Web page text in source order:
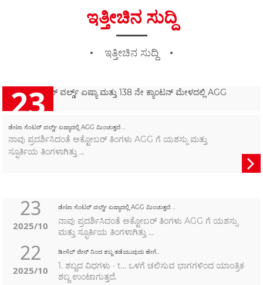
ಇತ್ತೀಚಿನ ಸುದ್ದಿ
ಇತ್ತೀಚಿನ ಸುದ್ದಿ
23
2025/10
ಡೇಟಾ ಸೆಂಟರ್ ವರ್ಲ್ಡ್ ಏಷ್ಯಾದಲ್ಲಿ AGG ಮಿಂಚುತ್ತದೆ ...
ನಾವು ಪ್ರದರ್ಶಿಸಿದಂತೆ ಅಕ್ಟೋಬರ್ ತಿಂಗಳು AGG ಗೆ ಯಶಸ್ಸು ಮತ್ತು
ಸ್ಫೂರ್ತಿಯ ತಿಂಗಳಾಗಿತ್ತು ...

23
2025/10
ಡೇಟಾ ಸೆಂಟರ್ ವರ್ಲ್ಡ್ ಏಷ್ಯಾದಲ್ಲಿ AGG ಮಿಂಚುತ್ತದೆ ...
ನಾವು ಪ್ರದರ್ಶಿಸಿದಂತೆ ಅಕ್ಟೋಬರ್ ತಿಂಗಳು AGG ಗೆ ಯಶಸ್ಸು
ಮತ್ತು ಸ್ಫೂರ್ತಿಯ ತಿಂಗಳಾಗಿತ್ತು ...
22
2025/10
ಡೀಸೆಲ್ ಜೀನ್ ನಿಂದ ಶಬ್ದ ತಡೆಯುವುದು ಹೇಗೆ...
1. ಶಬ್ದದ ವಿಧಗಳು · t... ಒಳಗೆ ಚಲಿಸುವ ಭಾಗಗಳಿಂದ ಯಾಂತ್ರಿಕ
ಶಬ್ದ ಉಂಟಾಗುತ್ತದೆ.